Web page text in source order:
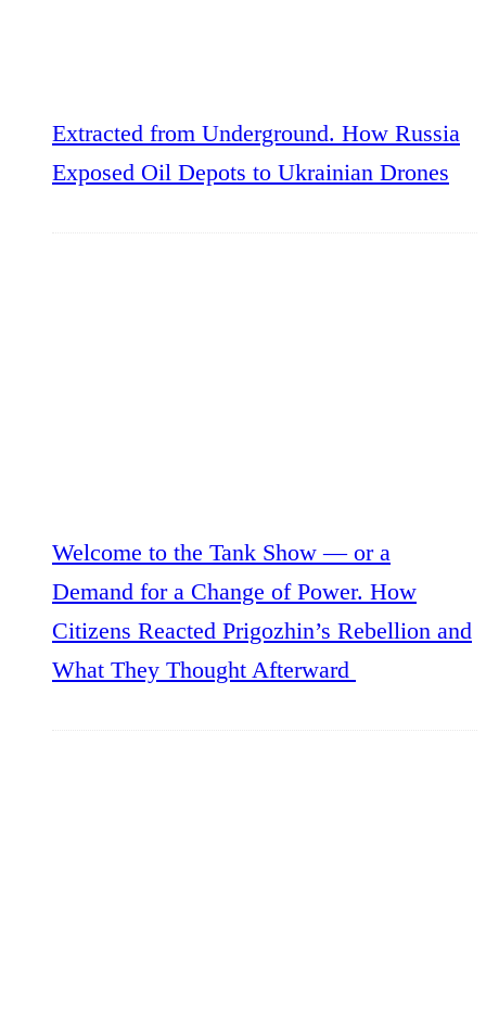
Extracted from Underground. How Russia
Exposed Oil Depots to Ukrainian Drones
Welcome to the Tank Show — or a
Demand for a Change of Power. How
Citizens Reacted Prigozhin’s Rebellion and
What They Thought Afterward